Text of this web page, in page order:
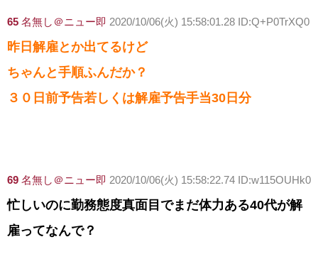
65 名無し＠ニュー即 2020/10/06(火) 15:58:01.28 ID:Q+P0TrXQ0
昨日解雇とか出てるけど
ちゃんと手順ふんだか？
３０日前予告若しくは解雇予告手当30日分
69 名無し＠ニュー即 2020/10/06(火) 15:58:22.74 ID:w115OUHk0
忙しいのに勤務態度真面目でまだ体力ある40代が解
雇ってなんで？